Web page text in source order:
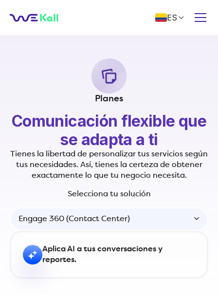
ES 
Planes
Comunicación flexible que
se adapta a ti
Tienes la libertad de personalizar tus servicios según
tus necesidades. Así, tienes la certeza de obtener
exactamente lo que tu negocio necesita.
Selecciona tu solución
Engage 360 (Contact Center)
Aplica AI a tus conversaciones y
reportes.